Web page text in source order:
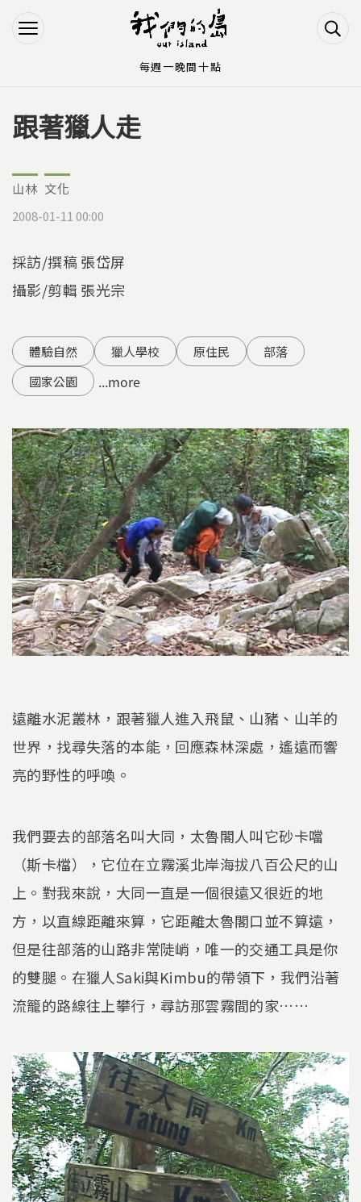
Jump to Navigation
Jump to Main content
您在這裡
跟著獵人走
山林 文化
2008-01-11 00:00
採訪/撰稿 張岱屏
攝影/剪輯 張光宗
體驗自然 獵人學校 原住民
部落
國家公園
...more
遠離水泥叢林，跟著獵人進入飛鼠、山豬、山羊的
世界，找尋失落的本能，回應森林深處，遙遠而響
亮的野性的呼喚。
我們要去的部落名叫大同，太魯閣人叫它砂卡噹
（斯卡檔），它位在立霧溪北岸海拔八百公尺的山
上。對我來說，大同一直是一個很遠又很近的地
方，以直線距離來算，它距離太魯閣口並不算遠，
但是往部落的山路非常陡峭，唯一的交通工具是你
的雙腿。在獵人Saki與Kimbu的帶領下，我們沿著
流籠的路線往上攀行，尋訪那雲霧間的家……
每週一晚間十點